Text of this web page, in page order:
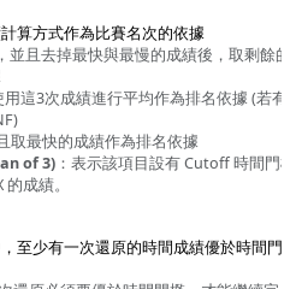
算方式作為比賽名次的依據
並且去掉最快與最慢的成績後，取剩餘
用這3次成績進行平均作為排名依據 (若有
取最快的成績作為排名依據
of 3) ：表示該項目設有 Cutoff 時間門
成績。
至少有一次還原的時間成績優於時間門